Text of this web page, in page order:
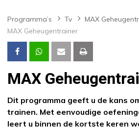
Programma’s Tv
MAX Geheugentrainer
MAX
Dit programma geeft u de kans
trainen. Met eenvoudige
leert u binnen de kortste keren